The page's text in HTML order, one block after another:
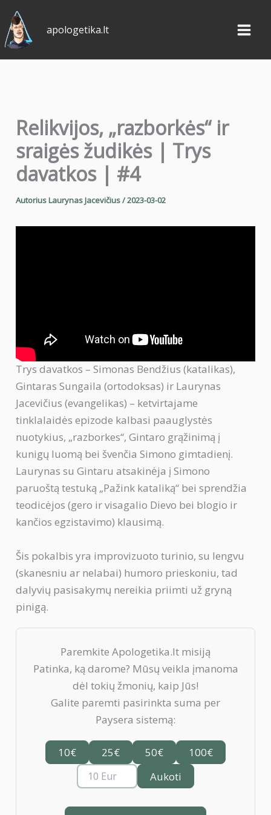
Pereiti
prie
turinio
apologetika.lt
Relikvijos, „razborkės“ ir
sraigės žudikės | Trys
davatkos | #4
AutoriusLaurynas Jacevičius/2023-03-02
Trys davatkos – Simonas Bendžius (katalikas),
Gintaras Sungaila (ortodoksas) ir Laurynas
Jacevičius (evangelikas) – ketvirtajame
tinklalaidės epizode kalbasi paauglystės
nuotykius, „razborkes“, Gintaro grąžinimą į
kunigų luomą bei švenčia Simono gimtadienį.
Laurynas su Gintaru atsakinėja į Simono
paruoštą testuką „Pažink kataliką“ bei sprendžia
teodicėjos (gero ir visagalio Dievo bei blogio ir
kančios egzistavimo) klausimą.
Šis pokalbis yra improvizuoto turinio, su lengvu
(skanesniu ar nelabai) humoro prieskoniu, tad
dalyvių pasisakymų nereikia priimti už gryną
pinigą.
Paremkite Apologetika.lt misiją
Patinka, ką darome? Mūsų veikla įmanoma
dėl tokių žmonių, kaip Jūs!
Galite paremti pasirinkta suma per
Paysera sistemą:
10€ 25€ 50€
100€
Aukoti